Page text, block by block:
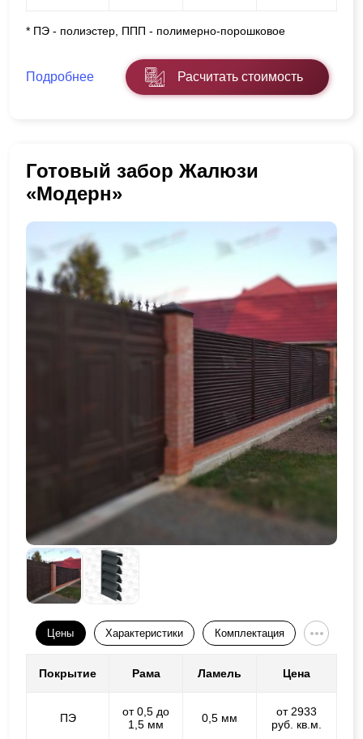
* ПЭ - полиэстер, ППП - полимерно-порошковое
Подробнее Расчитать стоимость
Готовый забор Жалюзи
«Модерн»
Цены Характеристики Комплектация
Покрытие Рама Ламель Цена
ПЭ
от 0,5 до
1,5 мм
0,5 мм
от 2933
руб. кв.м.